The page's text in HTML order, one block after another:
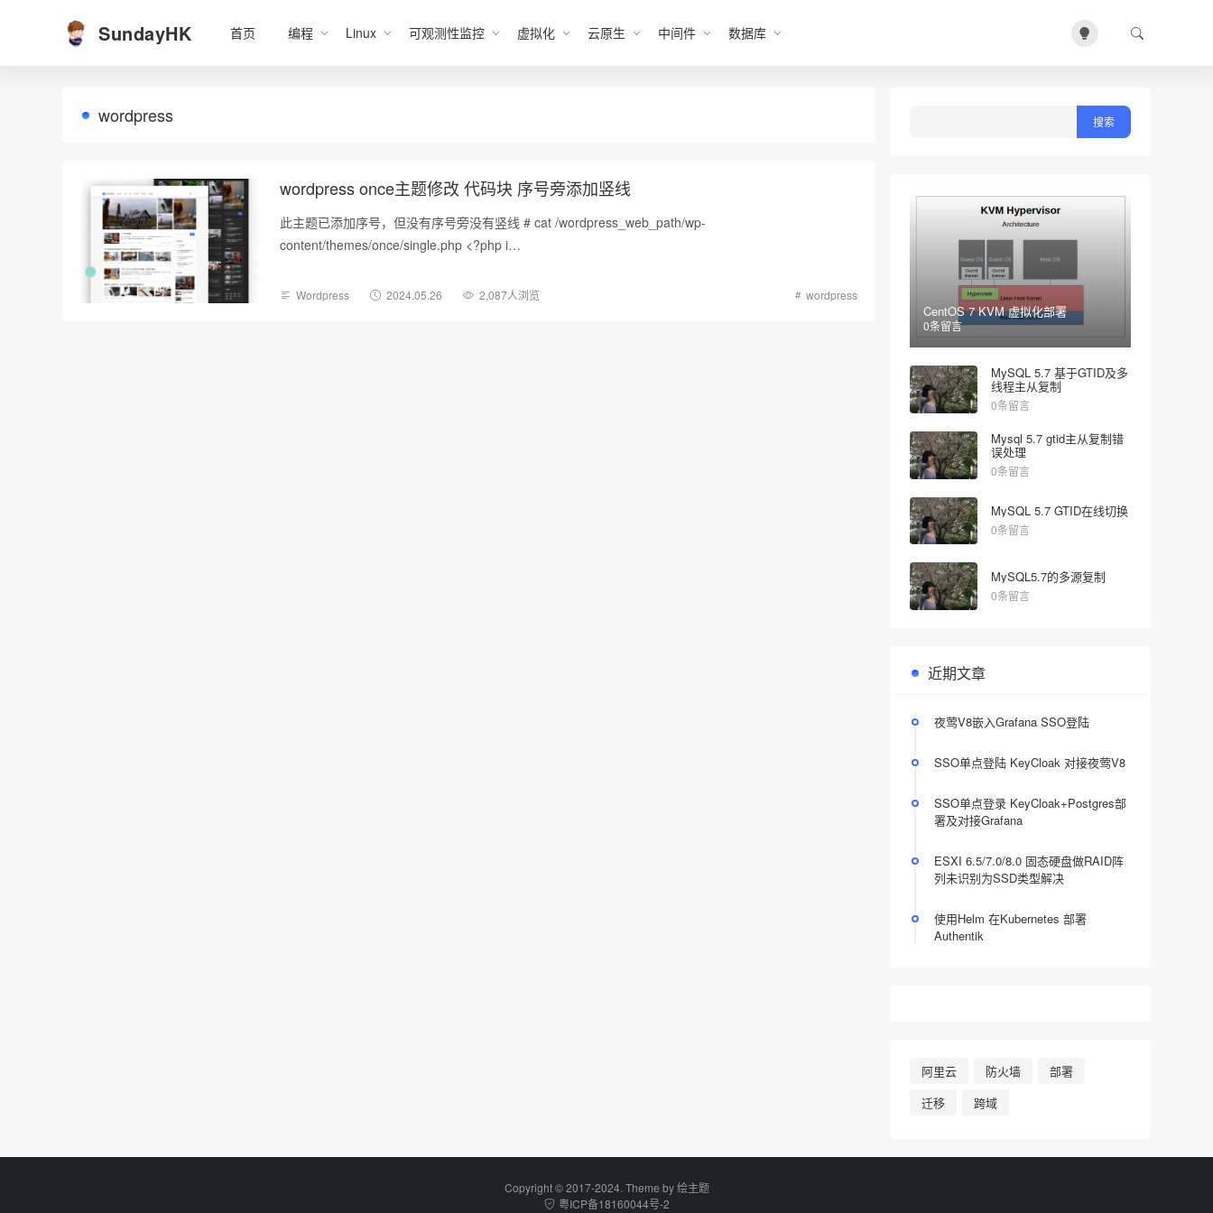
SundayHK 首页 编程 Linux 可观测性监控 虚拟化 云原生 中间件 数据库
wordpress
wordpress once主题修改 代码块 序号旁添加竖线
此主题已添加序号，但没有序号旁没有竖线 # cat /wordpress_web_path/wp-
content/themes/once/single.php <?php i…
Wordpress 2024.05.26 2,087人浏览 wordpress
CentOS 7 KVM 虚拟化部署
0条留言
MySQL 5.7 基于GTID及多
线程主从复制
0条留言
Mysql 5.7 gtid主从复制错
误处理
0条留言
MySQL 5.7 GTID在线切换
0条留言
MySQL5.7的多源复制
0条留言
近期文章
夜莺V8嵌入Grafana SSO登陆
SSO单点登陆 KeyCloak 对接夜莺V8
SSO单点登录 KeyCloak+Postgres部
署及对接Grafana
ESXI 6.5/7.0/8.0 固态硬盘做RAID阵
列未识别为SSD类型解决
使用Helm 在Kubernetes 部署
Authentik
阿里云 防火墙
部署
迁移
跨域
Copyright © 2017-2024. Theme by绘主题
粤ICP备18160044号-2